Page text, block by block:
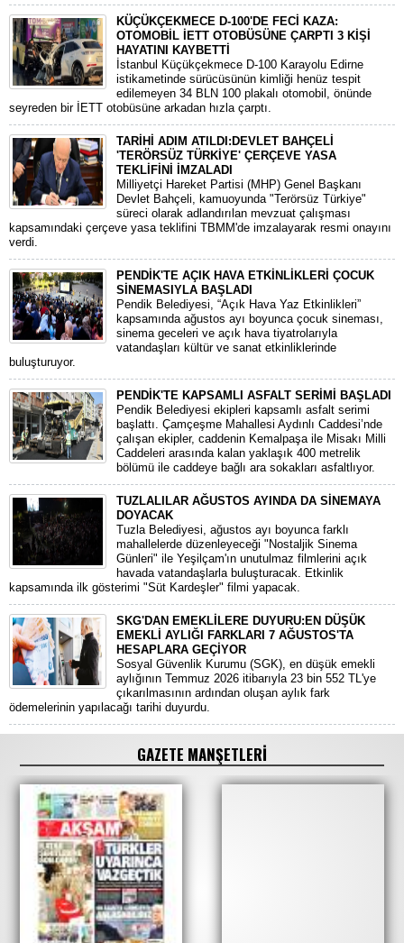
KÜÇÜKÇEKMECE D-100'DE FECİ KAZA:
OTOMOBİL İETT OTOBÜSÜNE ÇARPTI 3 KİŞİ
HAYATINI KAYBETTİ
​İstanbul Küçükçekmece D-100 Karayolu Edirne
istikametinde sürücüsünün kimliği henüz tespit
edilemeyen 34 BLN 100 plakalı otomobil, önünde
seyreden bir İETT otobüsüne arkadan hızla çarptı.
TARİHİ ADIM ATILDI:DEVLET BAHÇELİ
'TERÖRSÜZ TÜRKİYE' ÇERÇEVE YASA
TEKLİFİNİ İMZALADI
​Milliyetçi Hareket Partisi (MHP) Genel Başkanı
Devlet Bahçeli, kamuoyunda "Terörsüz Türkiye"
süreci olarak adlandırılan mevzuat çalışması
kapsamındaki çerçeve yasa teklifini TBMM'de imzalayarak resmi onayını
verdi.
PENDİK'TE AÇIK HAVA ETKİNLİKLERİ ÇOCUK
SİNEMASIYLA BAŞLADI
Pendik Belediyesi, “Açık Hava Yaz Etkinlikleri”
kapsamında ağustos ayı boyunca çocuk sineması,
sinema geceleri ve açık hava tiyatrolarıyla
vatandaşları kültür ve sanat etkinliklerinde
buluşturuyor.
PENDİK'TE KAPSAMLI ASFALT SERİMİ BAŞLADI
Pendik Belediyesi ekipleri kapsamlı asfalt serimi
başlattı. Çamçeşme Mahallesi Aydınlı Caddesi’nde
çalışan ekipler, caddenin Kemalpaşa ile Misakı Milli
Caddeleri arasında kalan yaklaşık 400 metrelik
bölümü ile caddeye bağlı ara sokakları asfaltlıyor.
TUZLALILAR AĞUSTOS AYINDA DA SİNEMAYA
DOYACAK
Tuzla Belediyesi, ağustos ayı boyunca farklı
mahallelerde düzenleyeceği "Nostaljik Sinema
Günleri" ile Yeşilçam'ın unutulmaz filmlerini açık
havada vatandaşlarla buluşturacak. Etkinlik
kapsamında ilk gösterimi "Süt Kardeşler" filmi yapacak.
SKG'DAN EMEKLİLERE DUYURU:EN DÜŞÜK
EMEKLİ AYLIĞI FARKLARI 7 AĞUSTOS'TA
HESAPLARA GEÇİYOR
​Sosyal Güvenlik Kurumu (SGK), en düşük emekli
aylığının Temmuz 2026 itibarıyla 23 bin 552 TL'ye
çıkarılmasının ardından oluşan aylık fark
ödemelerinin yapılacağı tarihi duyurdu.
GAZETE MANŞETLERİ